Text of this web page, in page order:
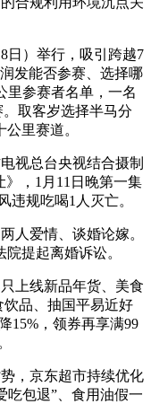
）举行，吸引跨越7
发能否参赛、选择哪
里参赛者名单，一名
。取客岁选择半马分
里赛道。
总台央视结合摄制
，1月11日晚第一集
违规吃喝1人灭亡。
爱情、谈婚论嫁。
提起离婚诉讼。
上线新品年货、美食
品、抽国平易近好
15%，领券再享满99
，京东超市持续优化
吃包退”、食用油假一